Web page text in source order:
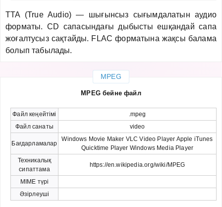
TTA (True Audio) — шығынсыз сығымдалатын аудио
форматы. CD сапасындағы дыбысты ешқандай сапа
жоғалтусыз сақтайды. FLAC форматына жақсы балама
болып табылады.
MPEG
MPEG бейне файл
Файл кеңейтімі
.mpeg
Файл санаты
video
Бағдарламалар
Windows Movie Maker VLC Video Player Apple iTunes
Quicktime Player Windows Media Player
Техникалық
сипаттама
https://en.wikipedia.org/wiki/MPEG
MIME түрі
Әзірлеуші